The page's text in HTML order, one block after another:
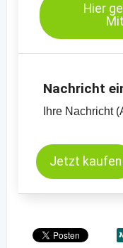
Hier
Nachricht
Ihre Nachricht
Jetzt kaufen